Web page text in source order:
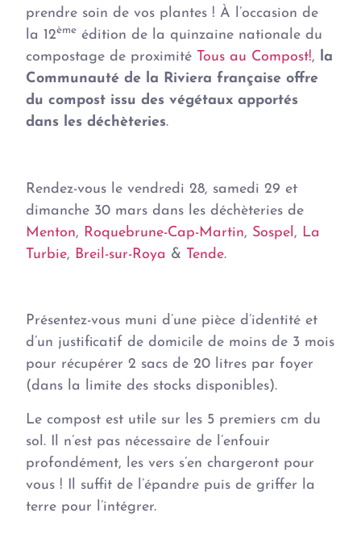
prendre soin de vos plantes ! À l’occasion de
la 12ème édition de la quinzaine nationale du
compostage de proximité Tous au Compost!, la
Communauté de la Riviera française offre
du compost issu des végétaux apportés
dans les déchèteries.
Rendez-vous le vendredi 28, samedi 29 et
dimanche 30 mars dans les déchèteries de
Menton, Roquebrune-Cap-Martin, Sospel , La
Turbie, Breil-sur-Roya & Tende.
Présentez-vous muni d’une pièce d’identité et
d’un justificatif de domicile de moins de 3 mois
pour récupérer 2 sacs de 20 litres par foyer
(dans la limite des stocks disponibles).
Le compost est utile sur les 5 premiers cm du
sol. Il n’est pas nécessaire de l’enfouir
profondément, les vers s’en chargeront pour
vous ! Il suffit de l’épandre puis de griffer la
terre pour l’intégrer.